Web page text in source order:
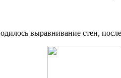
выравнивание стен,